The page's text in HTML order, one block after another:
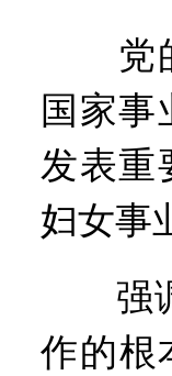
党的
国家事
发表重
妇女事
强调
作的根